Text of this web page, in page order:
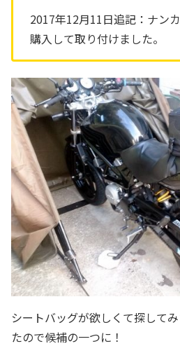
2017年12月11日追記：ナン
購入して取り付けました。
シートバッグが欲しくて探して
たので候補の一つに！